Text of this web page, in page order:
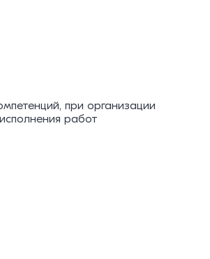
при организации
работ